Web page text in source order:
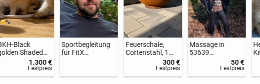
Maltipoo Welpe
13 Wochen -
geimpft &
entwurmt
750 €
Festpreis
Zuverlässiger
Liebeszauber und
Jahrzehnten!
Wasserschale,
Cortenstahl, 1,5
m Durchmesser
400 €
Festpreis
Britisch Kurzhaar
Kitten, BKH,
Katzen, Blau,
Blue, Grau, Gray
350 €
Festpreis